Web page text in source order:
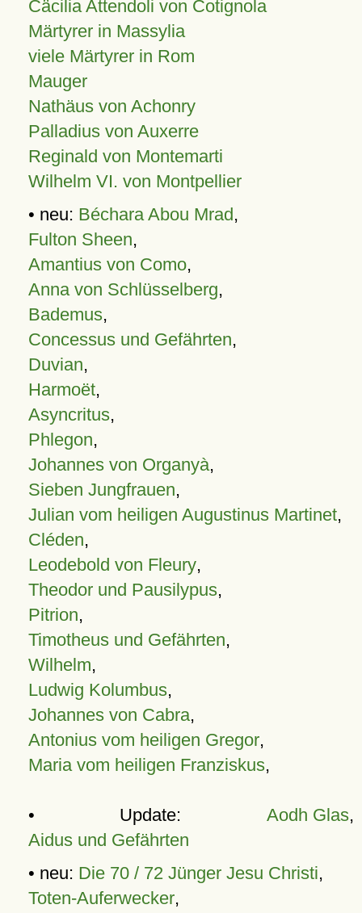
Cäcilia Attendoli von Cotignola
Märtyrer in Massylia
viele Märtyrer in Rom
Mauger
Nathäus von Achonry
Palladius von Auxerre
Reginald von Montemarti
Wilhelm VI. von Montpellier
• neu: Béchara Abou Mrad,
Fulton Sheen,
Amantius von Como,
Anna von Schlüsselberg,
Bademus,
Concessus und Gefährten,
Duvian,
Harmoët,
Asyncritus,
Phlegon,
Johannes von Organyà,
Sieben Jungfrauen,
Julian vom heiligen Augustinus Martinet,
Cléden,
Leodebold von Fleury,
Theodor und Pausilypus,
Pitrion,
Timotheus und Gefährten,
Wilhelm,
Ludwig Kolumbus,
Johannes von Cabra,
Antonius vom heiligen Gregor,
Maria vom heiligen Franziskus,
• Update: Aodh Glas,
Aidus und Gefährten
• neu: Die 70 / 72 Jünger Jesu Christi,
Toten-Auferwecker,